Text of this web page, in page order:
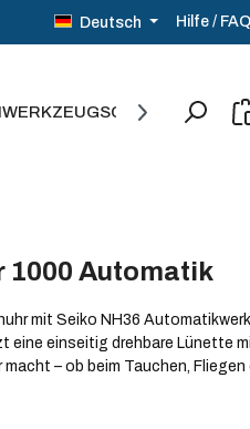
Deutsch Hilfe / FAQ
SCHMUCK SALE%
1000 Automatik
mit Seiko NH36
einseitig drehbare Lünette
– ob beim Tauchen, Fliegen